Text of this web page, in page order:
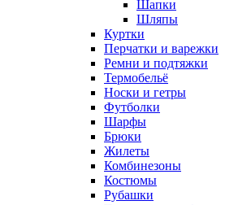
Шапки
Шляпы
Куртки
Перчатки и варежки
Ремни и подтяжки
Термобельё
Носки и гетры
Футболки
Шарфы
Брюки
Жилеты
Комбинезоны
Костюмы
Рубашки